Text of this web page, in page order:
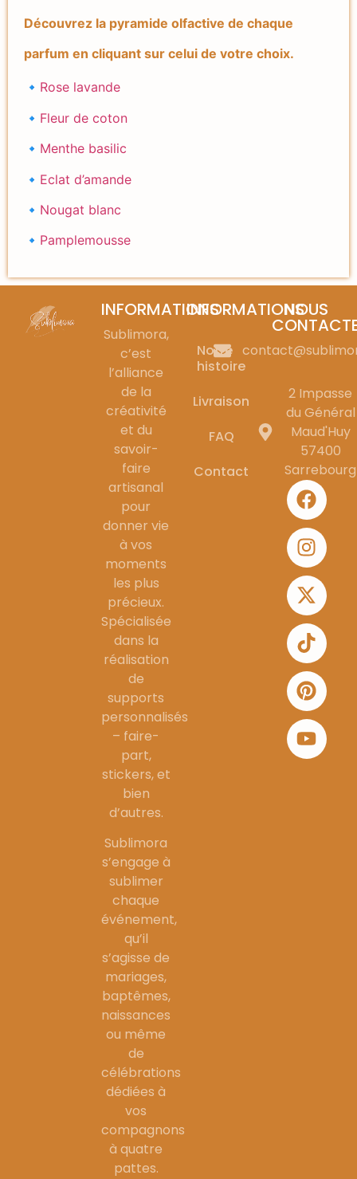
Découvrez la pyramide olfactive de chaque
parfum en cliquant sur celui de votre choix.
🔹 Rose lavande
🔹 Fleur de coton
🔹 Menthe basilic
🔹 Eclat d’amande
🔹 Nougat blanc
🔹 Pamplemousse
INFORMATIONS
Sublimora,
c’est
l’alliance
de la
créativité
et du
savoir-
faire
artisanal
pour
donner vie
à vos
moments
les plus
précieux.
Spécialisée
dans la
réalisation
de
supports
personnalisés
– faire-
part,
stickers, et
bien
d’autres.
Sublimora
s’engage à
sublimer
chaque
événement,
qu’il
s’agisse de
mariages,
baptêmes,
naissances
ou même
de
célébrations
dédiées à
vos
compagnons
à quatre
pattes.
INFORMATIONS
Notre
histoire
Livraison
FAQ
Contact
NOUS
2 Impasse
du Général
Maud'Huy
57400
Sarrebourg